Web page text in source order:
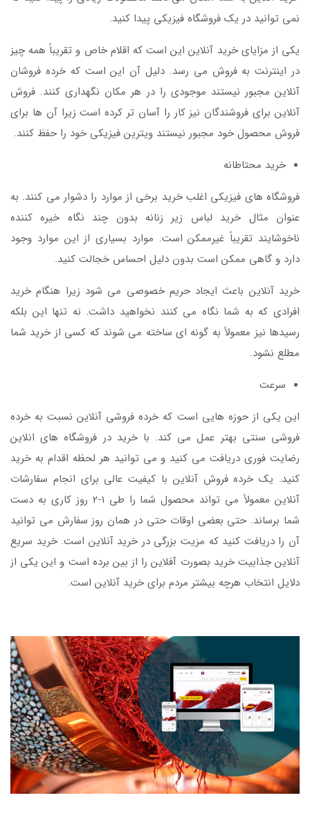
نمی توانید در یک فروشگاه فیزیکی پیدا کنید.
یکی از مزایای خرید آنلاین این است که اقلام خاص و تقریباً همه چیز
در اینترنت به فروش می رسد. دلیل آن این است که خرده فروشان
آنلاین مجبور نیستند موجودی را در هر مکان نگهداری کنند. فروش
آنلاین برای فروشندگان نیز کار را آسان تر کرده است زیرا آن ها برای
فروش محصول خود مجبور نیستند ویترین فیزیکی خود را حفظ کنند.
خرید محتاطانه
فروشگاه های فیزیکی اغلب خرید برخی از موارد را دشوار می کنند. به
عنوان مثال خرید لباس زیر زنانه بدون چند نگاه خیره کننده
ناخوشایند تقریباً غیرممکن است. موارد بسیاری از این موارد وجود
دارد و گاهی ممکن است بدون دلیل احساس خجالت کنید.
خرید آنلاین باعث ایجاد حریم خصوصی می شود زیرا هنگام خرید
افرادی که به شما نگاه می کنند نخواهید داشت. نه تنها این بلکه
رسیدها نیز معمولاً به گونه ای ساخته می شوند که کسی از خرید شما
مطلع نشود.
سرعت
این یکی از حوزه هایی است که خرده فروشی آنلاین نسبت به خرده
فروشی سنتی بهتر عمل می کند. با خرید در فروشگاه های انلاین
رضایت فوری دریافت می کنید و می توانید هر لحظه اقدام به خرید
کنید. یک خرده فروش آنلاین با کیفیت عالی برای انجام سفارشات
آنلاین معمولاً می تواند محصول شما را طی 1-2 روز کاری به دست
شما برساند. حتی بعضی اوقات حتی در همان روز سفارش می توانید
آن را دریافت کنید که مزیت بزرگی در خرید آنلاین است. خرید سریع
آنلاین جذابیت خرید بصورت آفلاین را از بین برده است و این یکی از
دلایل انتخاب هرچه بیشتر مردم برای خرید آنلاین است.